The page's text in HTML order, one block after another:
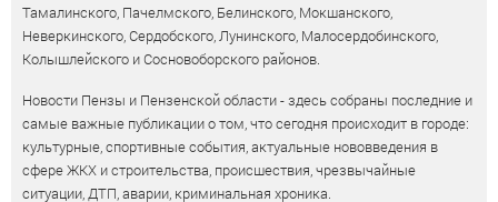
Тамалинского, Пачелмского, Белинского, Мокшанского,
Неверкинского, Сердобского, Лунинского, Малосердобинского,
Колышлейского и Сосновоборского районов.
Новости Пензы и Пензенской области - здесь собраны последние и
самые важные публикации о том, что сегодня происходит в городе:
культурные, спортивные события, актуальные нововведения в
сфере ЖКХ и строительства, происшествия, чрезвычайные
ситуации, ДТП, аварии, криминальная хроника.